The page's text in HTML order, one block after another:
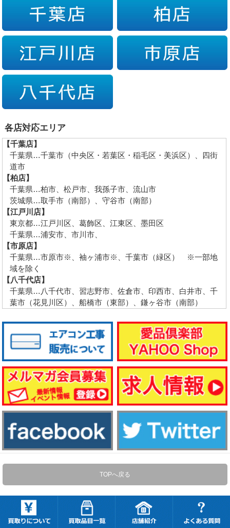
各店対応エリア
【千葉店】
千葉県…千葉市（中央区・若葉区・稲毛区・美浜区）、四街
道市
【柏店】
千葉県…柏市、松戸市、我孫子市、流山市
茨城県…取手市（南部）、守谷市（南部）
【江戸川店】
東京都…江戸川区、葛飾区、江東区、墨田区
千葉県…浦安市、市川市、
【市原店】
千葉県…市原市※、袖ヶ浦市※、千葉市（緑区） ※一部地
域を除く
【八千代店】
千葉県…八千代市、習志野市、佐倉市、印西市、白井市、千
葉市（花見川区）、船橋市（東部）、鎌ヶ谷市（南部）
TOPへ戻る